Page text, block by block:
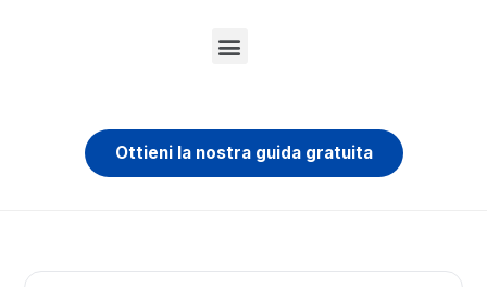
Ottieni la nostra guida gratuita